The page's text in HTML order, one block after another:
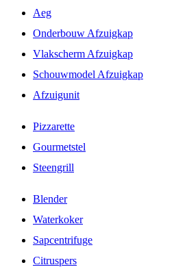
Aeg
Onderbouw Afzuigkap
Vlakscherm Afzuigkap
Schouwmodel Afzuigkap
Afzuigunit
Pizzarette
Gourmetstel
Steengrill
Blender
Waterkoker
Sapcentrifuge
Citruspers